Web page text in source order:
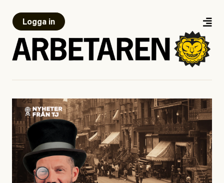
Logga in